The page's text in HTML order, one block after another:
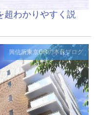
超わかりやすく説
興信所東京GRの本音ブログ